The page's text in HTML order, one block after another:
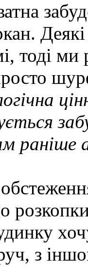
Деякі
тоді
раніше
з